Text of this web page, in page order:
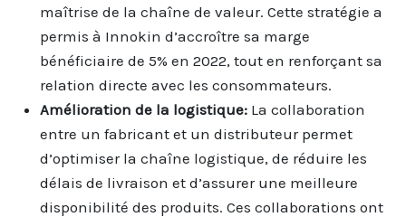
maîtrise de la chaîne de valeur. Cette stratégie a
permis à Innokin d’accroître sa marge
bénéficiaire de 5% en 2022, tout en renforçant sa
relation directe avec les consommateurs.
Amélioration de la logistique: La collaboration
entre un fabricant et un distributeur permet
d’optimiser la chaîne logistique, de réduire les
délais de livraison et d’assurer une meilleure
disponibilité des produits. Ces collaborations ont